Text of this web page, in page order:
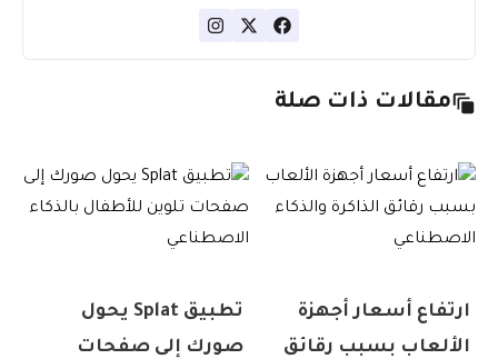
مقالات ذات صلة
ارتفاع أسعار أجهزة
الألعاب بسبب رقائق
تطبيق Splat يحول
صورك إلى صفحات